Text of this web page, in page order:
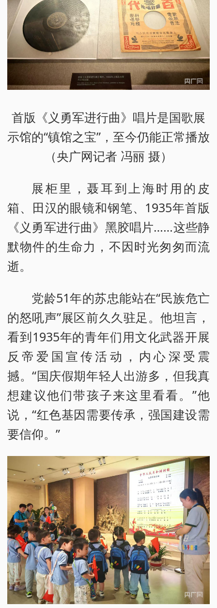
首版《义勇军进行曲》唱片是国歌展
示馆的“镇馆之宝”，至今仍能正常播放
（央广网记者 冯丽 摄）
展柜里，聂耳到上海时用的皮
箱、田汉的眼镜和钢笔、1935年首版
《义勇军进行曲》黑胶唱片……这些静
默物件的生命力，不因时光匆匆而流
逝。
党龄51年的苏忠能站在“民族危亡
的怒吼声”展区前久久驻足。他坦言，
看到1935年的青年们用文化武器开展
反帝爱国宣传活动，内心深受震
撼。“国庆假期年轻人出游多，但我真
想建议他们带孩子来这里看看。”他
说，“红色基因需要传承，强国建设需
要信仰。”